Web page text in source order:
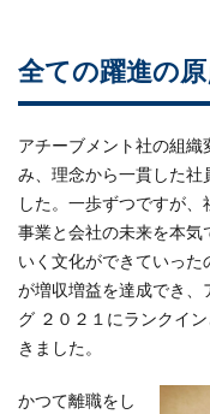
全ての躍進の
アチーブメント社の組
み、理念から一貫した社
した。一歩ずつですが、
事業と会社の未来を本
いく文化ができていっ
が増収増益を達成でき
グ ２０２１にランクイ
きました。
かつて離職をし